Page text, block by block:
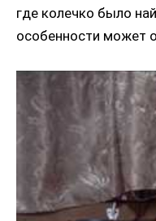
где колечко было
особенности может